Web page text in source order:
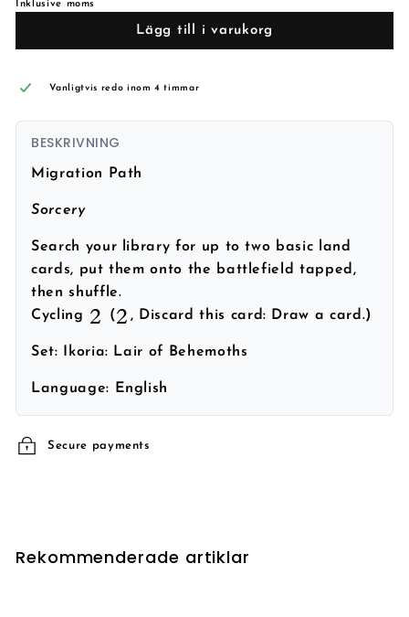
Inklusive moms
Lägg till i varukorg
Vanligtvis redo inom 4 timmar
BESKRIVNING
Migration Path
Sorcery
Search your library for up to two basic land
cards, put them onto the battlefield tapped,
then shuffle.
Cycling
( , Discard this card: Draw a card.)
Set: Ikoria: Lair of Behemoths
Language: English
Secure payments
Rekommenderade artiklar